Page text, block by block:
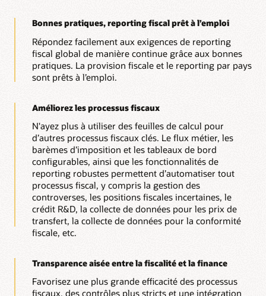
Bonnes pratiques, reporting fiscal prêt à l’emploi
Répondez facilement aux exigences de reporting
fiscal global de manière continue grâce aux bonnes
pratiques. La provision fiscale et le reporting par pays
sont prêts à l’emploi.
Améliorez les processus fiscaux
N'ayez plus à utiliser des feuilles de calcul pour
d’autres processus fiscaux clés. Le flux métier, les
barèmes d’imposition et les tableaux de bord
configurables, ainsi que les fonctionnalités de
reporting robustes permettent d’automatiser tout
processus fiscal, y compris la gestion des
controverses, les positions fiscales incertaines, le
crédit R&D, la collecte de données pour les prix de
transfert, la collecte de données pour la conformité
fiscale, etc.
Transparence aisée entre la fiscalité et la finance
Favorisez une plus grande efficacité des processus
fiscaux, des contrôles plus stricts et une intégration